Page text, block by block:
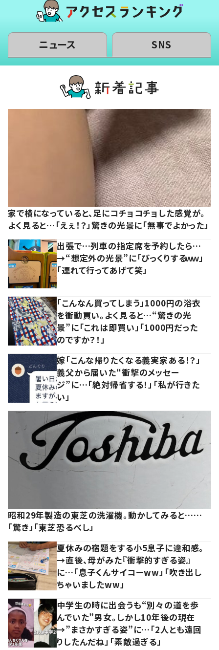
ニュース SNS
家で横になっていると、足にコチョコチョした感覚が。
よく見ると…「えぇ！？」驚きの光景に「無事でよかった」
出張で…列車の指定席を予約したら…
→“想定外の光景”に「びっくりするｗｗ」
「連れて行ってあげて笑」
「こんなん買ってしまう」1000円の浴衣
を衝動買い。よく見ると…“驚きの光
景”に「これは即買い」「1000円だった
のですか？！」
嫁「こんな帰りたくなる義実家ある！？」
義父から届いた“衝撃のメッセー
ジ”に…「絶対帰省する！」「私が行きた
い」
昭和29年製造の東芝の洗濯機。動かしてみると……
「驚き」「東芝恐るべし」
夏休みの宿題をする小5息子に違和感。
→直後、母がみた『衝撃的すぎる姿』
に…「息子くんサイコーww」「吹き出し
ちゃいましたww」
中学生の時に出会うも“別々の道を歩
んでいた”男女。しかし10年後の現在
→”まさかすぎる姿”に…「2人とも遠回
りしたんだね」「素敵過ぎる」